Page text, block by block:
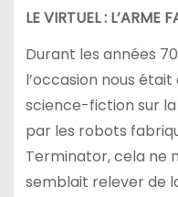
LE VIRTUEL :
Durant les années
l’occasion nous
science-fiction sur
par les robots
Terminator, cela ne
semblait relever de